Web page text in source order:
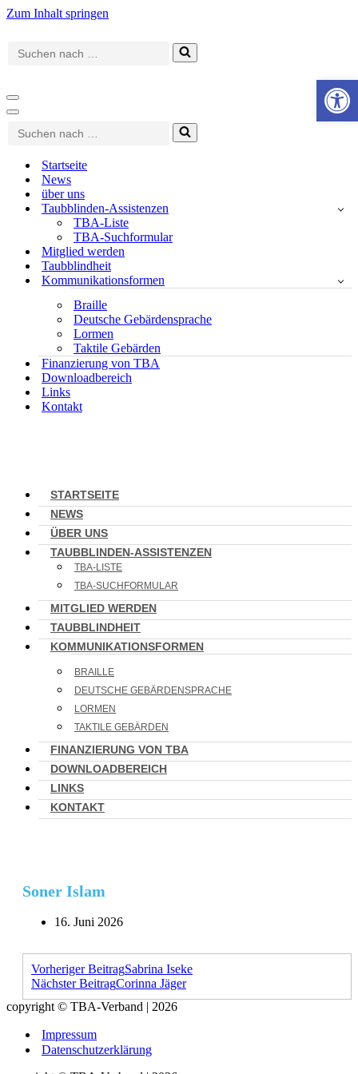
Zum Inhalt springen
Suchen
nach …
Navigationsmenü
Navigationsmenü
Suchen
nach …
Startseite
News
über uns
Taubblinden-Assistenzen
TBA-Liste
TBA-Suchformular
Mitglied werden
Taubblindheit
Kommunikationsformen
Braille
Deutsche Gebärdensprache
Lormen
Taktile Gebärden
Finanzierung von TBA
Downloadbereich
Links
Kontakt
STARTSEITE
NEWS
ÜBER UNS
TAUBBLINDEN-ASSISTENZEN
TBA-LISTE
TBA-SUCHFORMULAR
MITGLIED WERDEN
TAUBBLINDHEIT
KOMMUNIKATIONSFORMEN
BRAILLE
DEUTSCHE GEBÄRDENSPRACHE
LORMEN
TAKTILE GEBÄRDEN
FINANZIERUNG VON TBA
DOWNLOADBEREICH
LINKS
KONTAKT
Soner Islam
16. Juni 2026
Vorheriger BeitragSabrina Iseke
Nächster BeitragCorinna Jäger
copyright © TBA-Verband | 2026
Impressum
Datenschutzerklärung